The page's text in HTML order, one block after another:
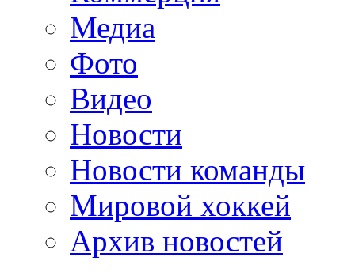
Медиа
Фото
Видео
Новости
Новости команды
Мировой хоккей
Архив новостей